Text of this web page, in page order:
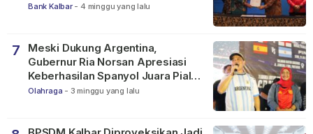
Bank Kalbar - 4 minggu yang lalu
7
Meski Dukung Argentina,
Gubernur Ria Norsan Apresiasi
Keberhasilan Spanyol Juara Piala
Dunia FIFA 2026
Olahraga - 3 minggu yang lalu